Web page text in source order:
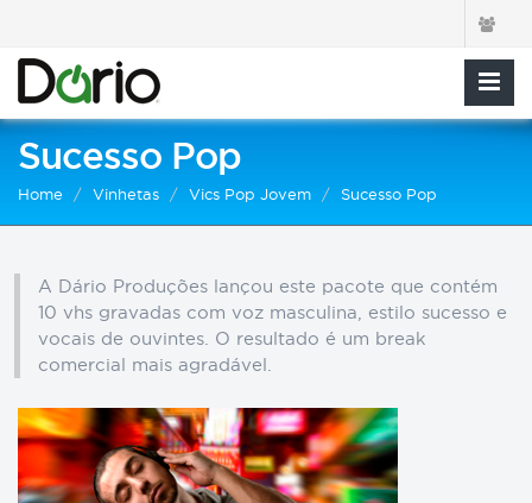
Sucesso Pop
Home Vinhetas Vics Pop Jovem Sucesso Pop
A Dário Produções lançou este pacote que contém
10 vhs gravadas com voz masculina, estilo sucesso e
vocais de ouvintes. O resultado é um break
comercial mais agradável.